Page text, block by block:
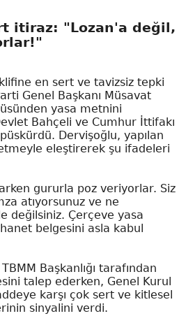
itiraz: "Lozan'a değil,
en sert ve tavizsiz tepki
Genel Başkanı Müsavat
yasa metnini
Bahçeli ve Cumhur İttifakı
Dervişoğlu, yapılan
eleştirerek şu ifadeleri
gururla poz veriyorlar. Siz
atıyorsunuz ve ne
değilsiniz. Çerçeve yasa
belgesini asla kabul
Başkanlığı tarafından
talep ederken, Genel Kurul
karşı çok sert ve kitlesel
sinyalini verdi.